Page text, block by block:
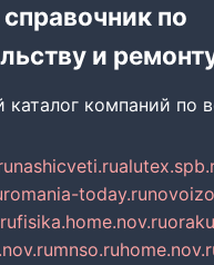
по
и
каталог компаний по
nashicveti.ru
romania-today.ru
fisika.home.nov.ru
mnso.ru